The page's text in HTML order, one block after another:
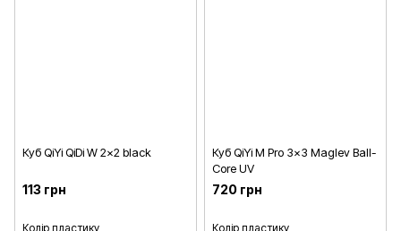
Куб QiYi QiDi W 2x2 black
113 грн
Колір пластику
Куб QiYi M Pro 3x3 Maglev Ball-
Core UV
720 грн
Колір пластику